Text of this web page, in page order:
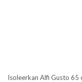
Isoleerkan Alfi Gusto 65